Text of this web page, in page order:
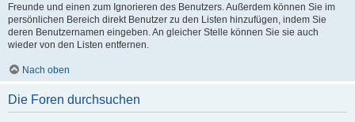
Freunde und einen zum Ignorieren des Benutzers. Außerdem können Sie im
persönlichen Bereich direkt Benutzer zu den Listen hinzufügen, indem Sie
deren Benutzernamen eingeben. An gleicher Stelle können Sie sie auch
wieder von den Listen entfernen.
Nach oben
Die Foren durchsuchen